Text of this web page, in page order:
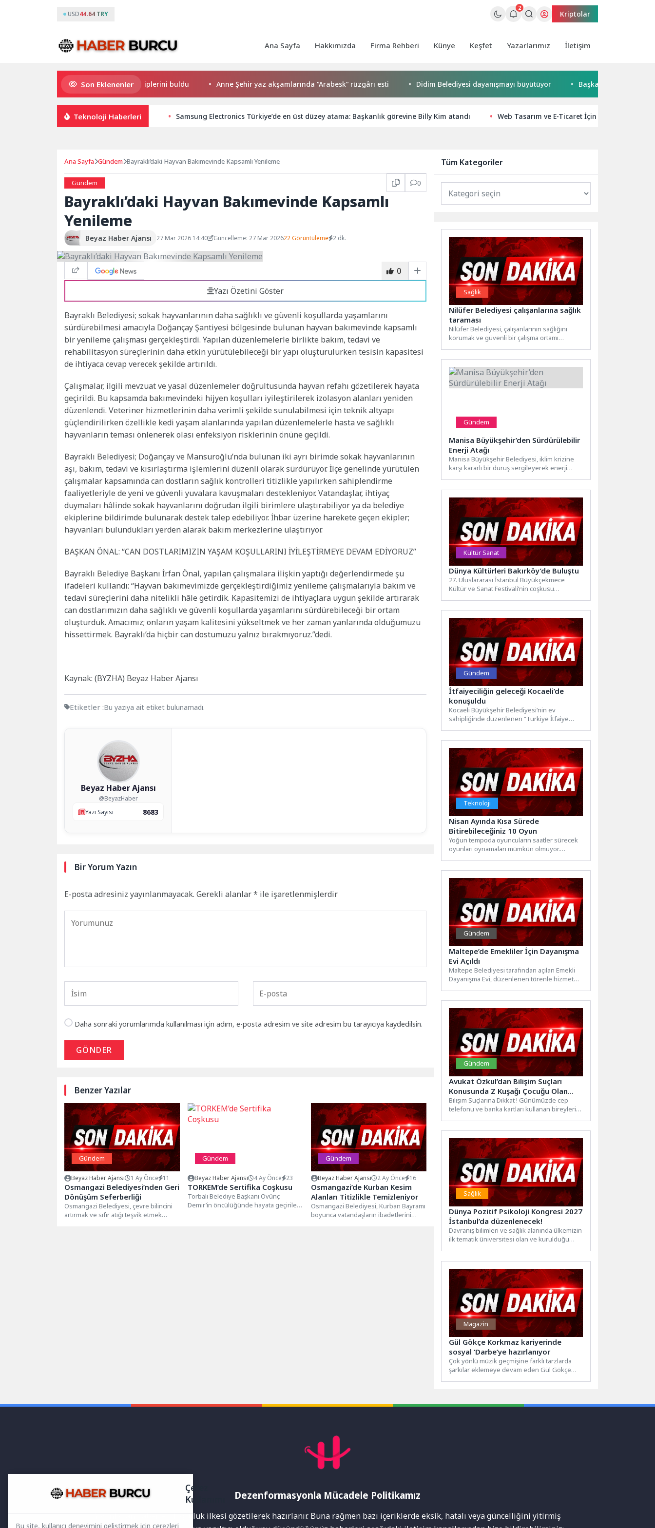
USD44.64 TRY
2
Kriptolar
Ana Sayfa Hakkımızda Firma Rehberi Künye Keşfet Yazarlarımız İletişim
Son Eklenenler
Süper Enduro’da kupalar sahiplerini buldu Anne Şehir yaz akşamlarında “Arabesk” rüzgârı esti Didim Belediyesi dayanışmayı büyütüyor Başkan Büyükakın’dan
Teknoloji Haberleri Samsung Electronics Türkiye’de en üst düzey atama: Başkanlık görevine Billy Kim atandı Web Tasarım ve E-Ticaret İçin SEO Uyumlu
Ana Sayfa Gündem Bayraklı’daki Hayvan Bakımevinde Kapsamlı Yenileme
Gündem 0
Bayraklı’daki Hayvan Bakımevinde Kapsamlı
Yenileme
Beyaz Haber Ajansı 27 Mar 2026 14:40 Güncelleme: 27 Mar 202622 Görüntüleme 2 dk.
0
Yazı Özetini Göster
Bayraklı Belediyesi; sokak hayvanlarının daha sağlıklı ve güvenli koşullarda yaşamlarını
sürdürebilmesi amacıyla Doğançay Şantiyesi bölgesinde bulunan hayvan bakımevinde kapsamlı
bir yenileme çalışması gerçekleştirdi. Yapılan düzenlemelerle birlikte bakım, tedavi ve
rehabilitasyon süreçlerinin daha etkin yürütülebileceği bir yapı oluşturulurken tesisin kapasitesi
de ihtiyaca cevap verecek şekilde artırıldı.
Çalışmalar, ilgili mevzuat ve yasal düzenlemeler doğrultusunda hayvan refahı gözetilerek hayata
geçirildi. Bu kapsamda bakımevindeki hijyen koşulları iyileştirilerek izolasyon alanları yeniden
düzenlendi. Veteriner hizmetlerinin daha verimli şekilde sunulabilmesi için teknik altyapı
güçlendirilirken özellikle kedi yaşam alanlarında yapılan düzenlemelerle hasta ve sağlıklı
hayvanların teması önlenerek olası enfeksiyon risklerinin önüne geçildi.
Bayraklı Belediyesi; Doğançay ve Mansuroğlu’nda bulunan iki ayrı birimde sokak hayvanlarının
aşı, bakım, tedavi ve kısırlaştırma işlemlerini düzenli olarak sürdürüyor. İlçe genelinde yürütülen
çalışmalar kapsamında can dostların sağlık kontrolleri titizlikle yapılırken sahiplendirme
faaliyetleriyle de yeni ve güvenli yuvalara kavuşmaları destekleniyor. Vatandaşlar, ihtiyaç
duymaları hâlinde sokak hayvanlarını doğrudan ilgili birimlere ulaştırabiliyor ya da belediye
ekiplerine bildirimde bulunarak destek talep edebiliyor. İhbar üzerine harekete geçen ekipler;
hayvanları bulundukları yerden alarak bakım merkezlerine ulaştırıyor.
BAŞKAN ÖNAL: “CAN DOSTLARIMIZIN YAŞAM KOŞULLARINI İYİLEŞTİRMEYE DEVAM EDİYORUZ”
Bayraklı Belediye Başkanı İrfan Önal, yapılan çalışmalara ilişkin yaptığı değerlendirmede şu
ifadeleri kullandı: “Hayvan bakımevimizde gerçekleştirdiğimiz yenileme çalışmalarıyla bakım ve
tedavi süreçlerini daha nitelikli hâle getirdik. Kapasitemizi de ihtiyaçlara uygun şekilde artırarak
can dostlarımızın daha sağlıklı ve güvenli koşullarda yaşamlarını sürdürebileceği bir ortam
oluşturduk. Amacımız; onların yaşam kalitesini yükseltmek ve her zaman yanlarında olduğumuzu
hissettirmek. Bayraklı’da hiçbir can dostumuzu yalnız bırakmıyoruz.”dedi.
Kaynak: (BYZHA) Beyaz Haber Ajansı
Etiketler :Bu yazıya ait etiket bulunamadı.
Beyaz Haber Ajansı
@BeyazHaber
Yazı Sayısı
8683
Bir Yorum Yazın
E-posta adresiniz yayınlanmayacak. Gerekli alanlar* ile işaretlenmişlerdir
Daha sonraki yorumlarımda kullanılması için adım, e-posta adresim ve site adresim bu tarayıcıya kaydedilsin.
GÖNDER
Benzer Yazılar
Gündem
Beyaz Haber Ajansı 1 Ay Önce 11
Osmangazi Belediyesi’nden Geri
Dönüşüm Seferberliği
Osmangazi Belediyesi, çevre bilincini
artırmak ve sıfır atığı teşvik etmek
Gündem
Beyaz Haber Ajansı 4 Ay Önce 23
TORKEM’de Sertifika Coşkusu
Torbalı Belediye Başkanı Övünç
Demir’in öncülüğünde hayata geçirilen
Gündem
Beyaz Haber Ajansı 2 Ay Önce 16
Osmangazi’de Kurban Kesim
Alanları Titizlikle Temizleniyor
Osmangazi Belediyesi, Kurban Bayramı
boyunca vatandaşların ibadetlerini
Tüm Kategoriler
Sağlık
Nilüfer Belediyesi çalışanlarına sağlık
taraması
Nilüfer Belediyesi, çalışanlarının sağlığını
korumak ve güvenli bir çalışma ortamı
Gündem
Manisa Büyükşehir’den Sürdürülebilir
Enerji Atağı
Manisa Büyükşehir Belediyesi, iklim krizine
karşı kararlı bir duruş sergileyerek enerji
Kültür Sanat
Dünya Kültürleri Bakırköy’de Buluştu
27. Uluslararası İstanbul Büyükçekmece
Kültür ve Sanat Festivali’nin coşkusu
Gündem
İtfaiyeciliğin geleceği Kocaeli’de
konuşuldu
Kocaeli Büyükşehir Belediyesi’nin ev
sahipliğinde düzenlenen “Türkiye İtfaiye
Teknoloji
Nisan Ayında Kısa Sürede
Bitirebileceğiniz 10 Oyun
Yoğun tempoda oyuncuların saatler sürecek
oyunları oynamaları mümkün olmuyor.
Gündem
Maltepe’de Emekliler İçin Dayanışma
Evi Açıldı
Maltepe Belediyesi tarafından açılan Emekli
Dayanışma Evi, düzenlenen törenle hizmete
Gündem
Avukat Özkul’dan Bilişim Suçları
Konusunda Z Kuşağı Çocuğu Olan
Ailelere Öneriler
Bilişim Suçlarına Dikkat ! Günümüzde cep
telefonu ve banka kartları kullanan bireylerin
Sağlık
Dünya Pozitif Psikoloji Kongresi 2027
İstanbul’da düzenlenecek!
Davranış bilimleri ve sağlık alanında ülkemizin
ilk tematik üniversitesi olan ve kurulduğu
Magazin
Gül Gökçe Korkmaz kariyerinde
sosyal ‘Darbe’ye hazırlanıyor
Çok yönlü müzik geçmişine farklı tarzlarda
şarkılar eklemeye devam eden Gül Gökçe
Dezenformasyonla Mücadele Politikamız
Yayınlanan haberler doğruluk ilkesi gözetilerek hazırlanır. Buna rağmen bazı içeriklerde eksik, hatalı veya güncelliğini yitirmiş
Çerez
Kullanımı
Bu site, kullanıcı deneyimini geliştirmek için çerezleri